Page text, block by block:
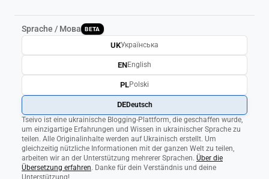
Sprache / Мова BETA
Tseivo ist eine ukrainische Blogging-Plattform, die geschaffen wurde,
um einzigartige Erfahrungen und Wissen in ukrainischer Sprache zu
teilen. Alle Originalinhalte werden auf Ukrainisch erstellt. Um
gleichzeitig nützliche Informationen mit der ganzen Welt zu teilen,
arbeiten wir an der Unterstützung mehrerer Sprachen. Über die
Übersetzung erfahren. Danke für dein Verständnis und deine
Unterstützung!
UKУкраїнська
ENEnglish
PLPolski
DEDeutsch